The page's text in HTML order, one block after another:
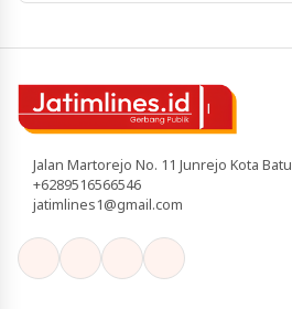
Jalan Martorejo No. 11 Junrejo Kota Batu
+6289516566546
jatimlines1@gmail.com